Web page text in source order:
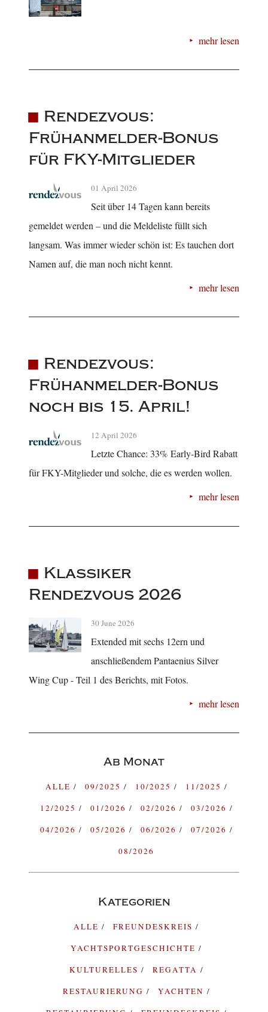
mehr lesen
Rendezvous:
Frühanmelder-Bonus
für FKY-Mitglieder
01 April 2026
Seit über 14 Tagen kann bereits
gemeldet werden – und die Meldeliste füllt sich
langsam. Was immer wieder schön ist: Es tauchen dort
Namen auf, die man noch nicht kennt.
mehr lesen
Rendezvous:
Frühanmelder-Bonus
noch bis 15. April!
12 April 2026
Letzte Chance: 33% Early-Bird Rabatt
für FKY-Mitglieder und solche, die es werden wollen.
mehr lesen
Klassiker
Rendezvous 2026
30 June 2026
Extended mit sechs 12ern und
anschließendem Pantaenius Silver
Wing Cup - Teil 1 des Berichts, mit Fotos.
mehr lesen
Ab Monat
ALLE 09/2025 10/2025
11/2025
12/2025
01/2026 02/2026
03/2026
04/2026
05/2026 06/2026
07/2026
08/2026
Kategorien
ALLE
FREUNDESKREIS
YACHTSPORTGESCHICHTE
KULTURELLES
REGATTA
RESTAURIERUNG
YACHTEN